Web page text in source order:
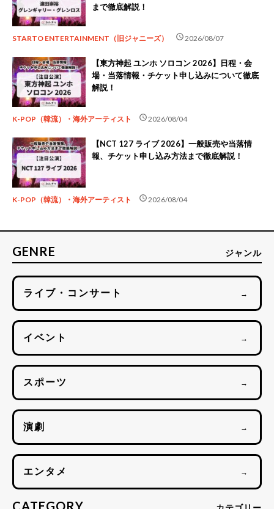
まで徹底解説！
STARTO ENTERTAINMENT（旧ジャニーズ） schedule2026/08/07
【東方神起 ユンホ ソロコン 2026】日程・会
場・当落情報・チケット申し込みについて徹底
解説！
K-POP（韓流）・海外アーティスト schedule2026/08/04
【NCT 127 ライブ 2026】一般販売や当落情
報、チケット申し込み方法まで徹底解説！
K-POP（韓流）・海外アーティスト schedule2026/08/04
GENRE ジャンル
ライブ・コンサート →
イベント →
スポーツ →
演劇 →
エンタメ →
CATEGORY